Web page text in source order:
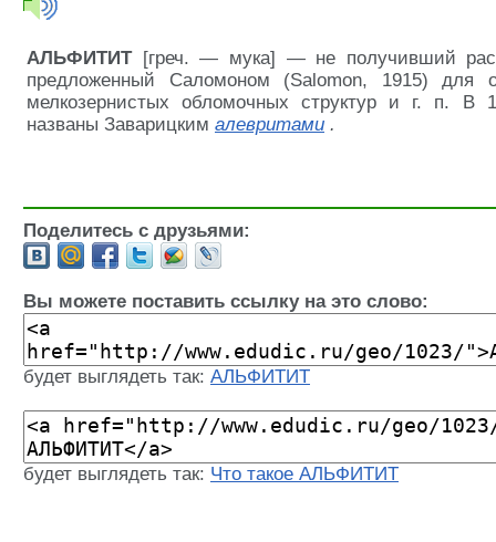
АЛЬФИТИТ [греч. — мука] — не получивший
предложенный Саломоном (Salomon, 1915) для
мелкозернистых обломочных структур и г. п. В
названы Заварицким алевритами .
Поделитесь с друзьями:
Вы можете поставить ссылку на это слово:
будет выглядеть так: АЛЬФИТИТ
будет выглядеть так: Что такое АЛЬФИТИТ